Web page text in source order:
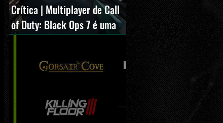
Crítica | Multiplayer de Call
of Duty: Black Ops 7 é uma
experiência positiva,